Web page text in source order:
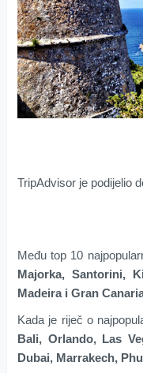
TripAdvisor je podijelio
Među top 10
Majorka, Santorini,
Madeira i Gran
Kada je riječ o
Bali, Orlando, Las
Dubai, Marrakech,